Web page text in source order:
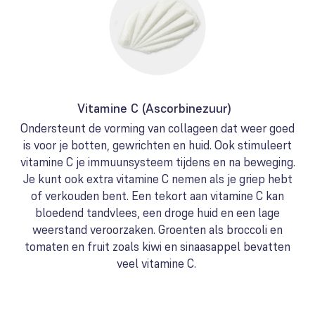
Vitamine C (Ascorbinezuur)
Ondersteunt de vorming van collageen dat weer goed
is voor je botten, gewrichten en huid. Ook stimuleert
vitamine C je immuunsysteem tijdens en na beweging.
Je kunt ook extra vitamine C nemen als je griep hebt
of verkouden bent. Een tekort aan vitamine C kan
bloedend tandvlees, een droge huid en een lage
weerstand veroorzaken. Groenten als broccoli en
tomaten en fruit zoals kiwi en sinaasappel bevatten
veel vitamine C.